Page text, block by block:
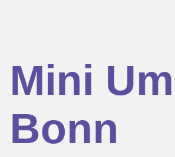
Mini
Bonn